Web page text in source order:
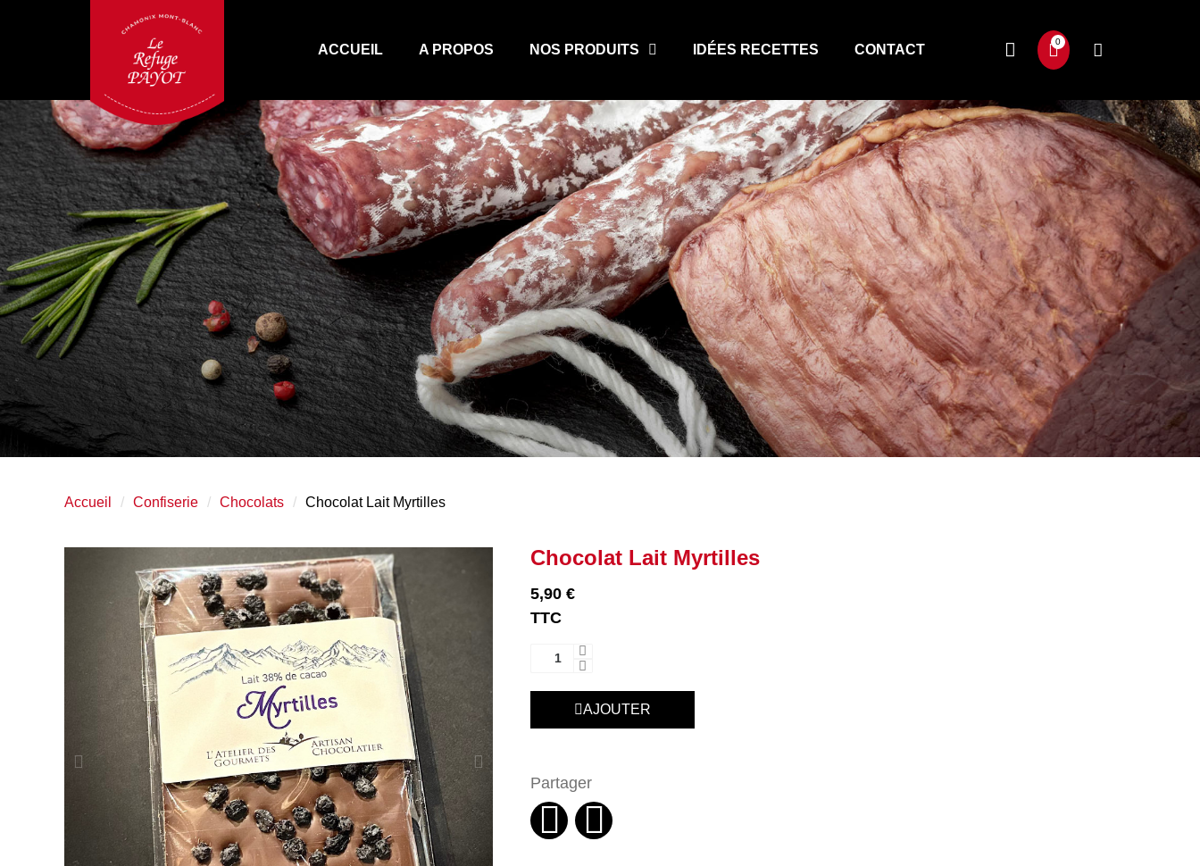
ACCUEIL A PROPOS NOS PRODUITS IDÉES RECETTES CONTACT
Accueil Confiserie Chocolats Chocolat Lait Myrtilles
Chocolat Lait Myrtilles
5,90 €
TTC
AJOUTER
Partager